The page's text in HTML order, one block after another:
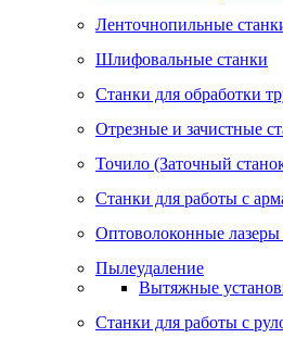
Ленточнопильные
Шлифовальные станки
Станки для обработки
Отрезные и зачистные
Точило (Заточный
Станки для работы с
Оптоволоконные лазеры
Пылеудаление
Вытяжные
Станки для работы с